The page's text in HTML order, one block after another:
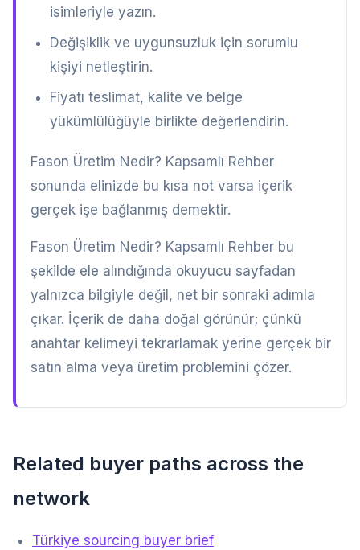
isimleriyle yazın.
Değişiklik ve uygunsuzluk için sorumlu
kişiyi netleştirin.
Fiyatı teslimat, kalite ve belge
yükümlülüğüyle birlikte değerlendirin.
Fason Üretim Nedir? Kapsamlı Rehber
sonunda elinizde bu kısa not varsa içerik
gerçek işe bağlanmış demektir.
Fason Üretim Nedir? Kapsamlı Rehber bu
şekilde ele alındığında okuyucu sayfadan
yalnızca bilgiyle değil, net bir sonraki adımla
çıkar. İçerik de daha doğal görünür; çünkü
anahtar kelimeyi tekrarlamak yerine gerçek bir
satın alma veya üretim problemini çözer.
Related buyer paths across the
network
Türkiye sourcing buyer brief